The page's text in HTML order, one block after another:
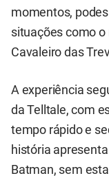
momentos,
situações como
Cavaleiro das
A experiência
da Telltale, com
tempo rápido e
história
Batman, sem